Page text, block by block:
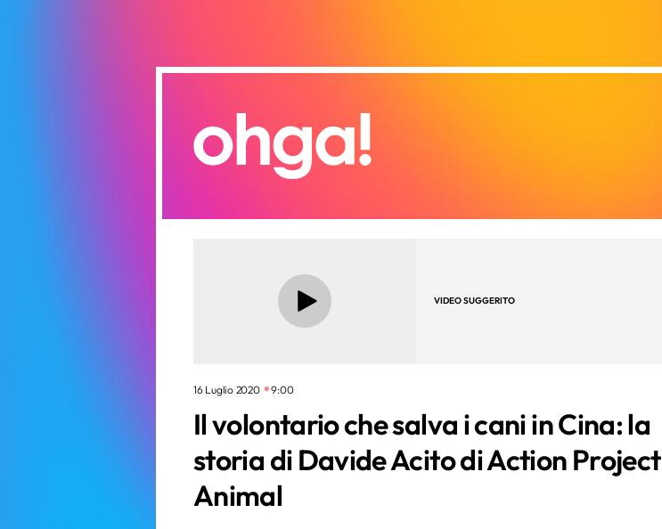
VIDEO SUGGERITO
16 Luglio 2020 9:00
Il volontario che salva i cani in Cina: la
storia di Davide Acito di Action Project
Animal